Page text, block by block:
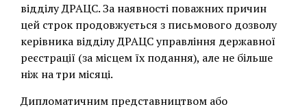
відділу ДРАЦС. За наявності поважних причин
цей строк продовжується з письмового дозволу
керівника відділу ДРАЦС управління державної
реєстрації (за місцем їх подання), але не більше
ніж на три місяці.
Дипломатичним представництвом або